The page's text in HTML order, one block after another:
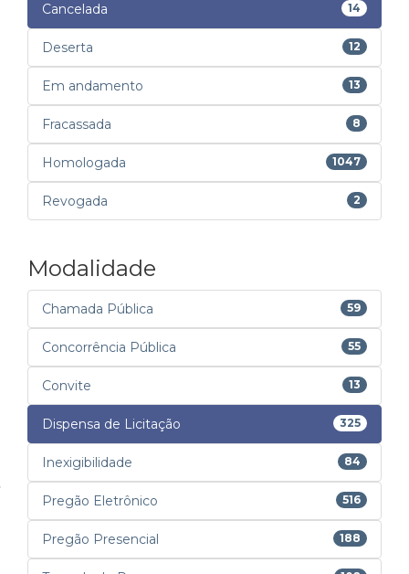
Cancelada 14
Deserta 12
Em andamento 13
Fracassada 8
Homologada 1047
Revogada 2
Modalidade
Chamada Pública 59
Concorrência Pública 55
Convite 13
Dispensa de Licitação 325
Inexigibilidade 84
Pregão Eletrônico 516
Pregão Presencial 188